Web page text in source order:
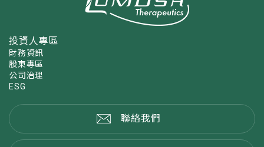
投資人專區
財務資訊
股東專區
公司治理
ESG
聯絡我們